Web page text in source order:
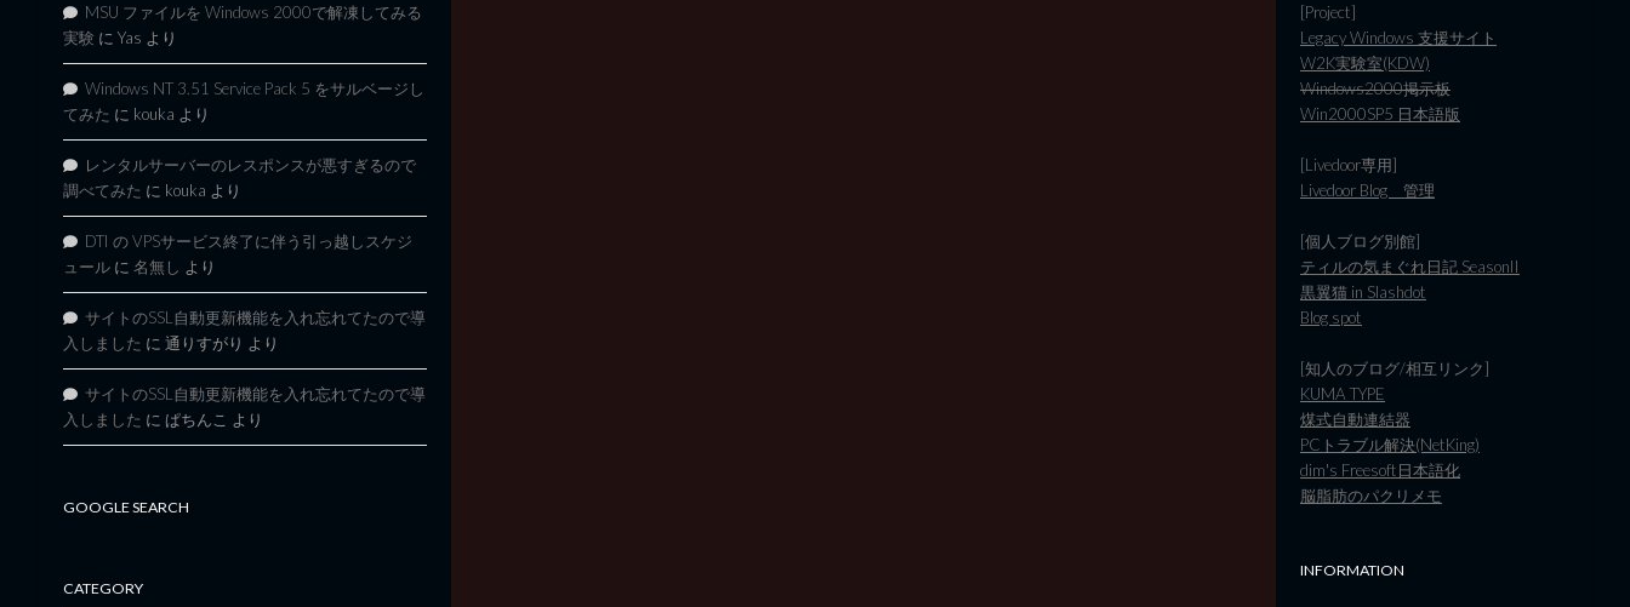
MSU ファイルを Windows 2000で解凍してみる
実験 に Yas より
Windows NT 3.51 Service Pack 5 をサルベージし
てみた に kouka より
レンタルサーバーのレスポンスが悪すぎるので
調べてみた に kouka より
DTI の VPSサービス終了に伴う引っ越しスケジ
ュール に 名無し より
サイトのSSL自動更新機能を入れ忘れてたので導
入しました に 通りすがり より
サイトのSSL自動更新機能を入れ忘れてたので導
入しました に ぱちんこ より
GOOGLE SEARCH
CATEGORY
[Project]
Legacy Windows 支援サイト
W2K実験室(KDW)
Windows2000掲示板
Win2000SP5 日本語版
[Livedoor専用]
Livedoor Blog 管理
[個人ブログ別館]
ティルの気まぐれ日記 SeasonII
黒翼猫 in Slashdot
Blog spot
[知人のブログ/相互リンク]
KUMA TYPE
煤式自動連結器
PCトラブル解決(NetKing)
dim's Freesoft日本語化
脳脂肪のパクリメモ
INFORMATION